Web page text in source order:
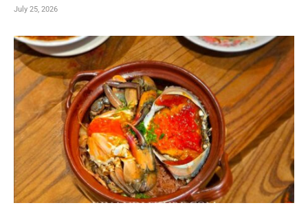
July 25, 2026